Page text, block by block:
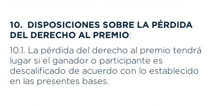
10. DISPOSICIONES SOBRE LA PÉRDIDA
DEL DERECHO AL PREMIO:
10.1. La pérdida del derecho al premio tendrá
lugar si el ganador o participante es
descalificado de acuerdo con lo establecido
en las presentes bases.